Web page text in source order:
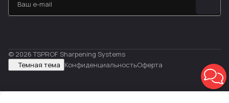
© 2026 TSPROF Sharpening Systems
Темная тема КонфиденциальностьОферта